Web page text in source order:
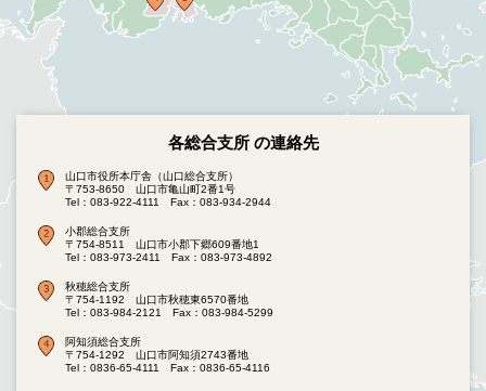
各総合支所 の連絡先
山口市役所本庁舎（山口総合支所）
〒753-8650 山口市亀山町2番1号
Tel：083-922-4111
Fax：083-934-2944
小郡総合支所
〒754-8511 山口市小郡下郷609番地1
Tel：083-973-2411
Fax：083-973-4892
秋穂総合支所
〒754-1192 山口市秋穂東6570番地
Tel：083-984-2121
Fax：083-984-5299
阿知須総合支所
〒754-1292 山口市阿知須2743番地
Tel：0836-65-4111
Fax：0836-65-4116